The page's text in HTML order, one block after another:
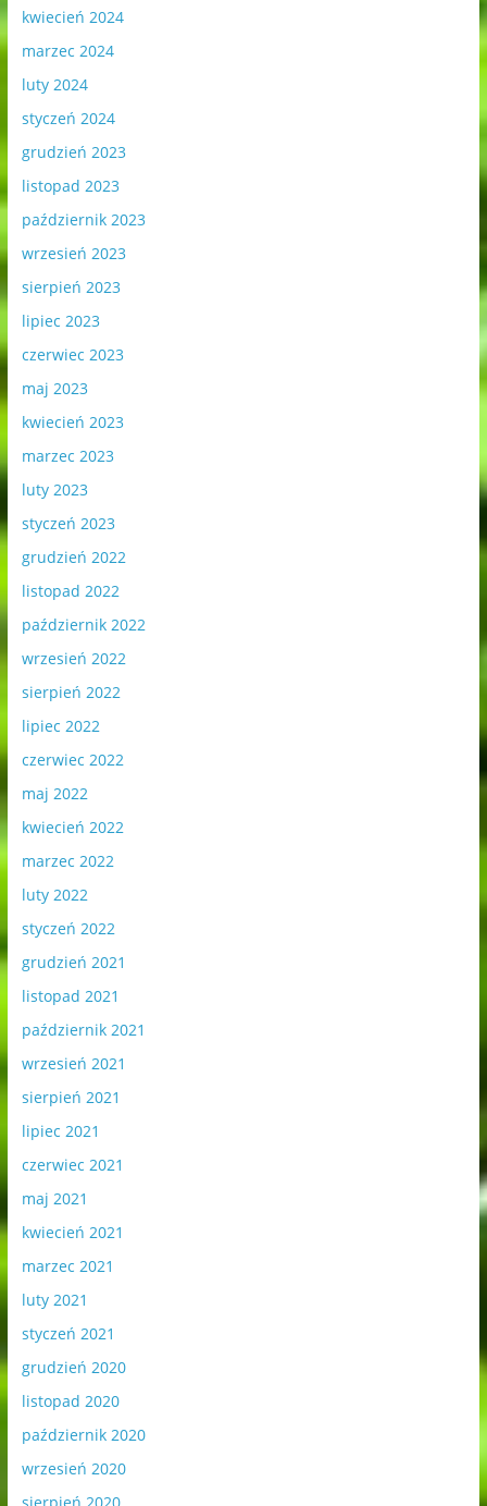
kwiecień 2024
marzec 2024
luty 2024
styczeń 2024
grudzień 2023
listopad 2023
październik 2023
wrzesień 2023
sierpień 2023
lipiec 2023
czerwiec 2023
maj 2023
kwiecień 2023
marzec 2023
luty 2023
styczeń 2023
grudzień 2022
listopad 2022
październik 2022
wrzesień 2022
sierpień 2022
lipiec 2022
czerwiec 2022
maj 2022
kwiecień 2022
marzec 2022
luty 2022
styczeń 2022
grudzień 2021
listopad 2021
październik 2021
wrzesień 2021
sierpień 2021
lipiec 2021
czerwiec 2021
maj 2021
kwiecień 2021
marzec 2021
luty 2021
styczeń 2021
grudzień 2020
listopad 2020
październik 2020
wrzesień 2020